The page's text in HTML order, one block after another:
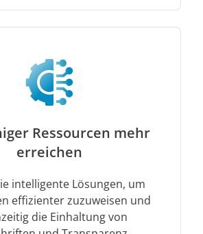
Ressourcen mehr
erreichen
intelligente Lösungen, um
effizienter zuzuweisen und
die Einhaltung von